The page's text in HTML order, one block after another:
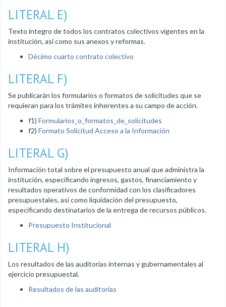
LITERAL E)
Texto íntegro de todos los contratos colectivos vigentes en la
institución, así como sus anexos y reformas.
Décimo cuarto contrato colectivo
LITERAL F)
Se publicarán los formularios o formatos de solicitudes que se
requieran para los trámites inherentes a su campo de acción.
f1) Formularios_o_formatos_de_solicitudes
f2) Formato Solicitud Acceso a la Información
LITERAL G)
Información total sobre el presupuesto anual que administra la
institución, especificando ingresos, gastos, financiamiento y
resultados operativos de conformidad con los clasificadores
presupuestales, así como liquidación del presupuesto,
especificando destinatarios de la entrega de recursos públicos.
Presupuesto Institucional
LITERAL H)
Los resultados de las auditorías internas y gubernamentales al
ejercicio presupuestal.
Resultados de las auditorías